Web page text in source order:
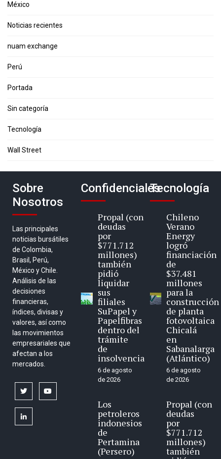
México
Noticias recientes
nuam exchange
Perú
Portada
Sin categoría
Tecnología
Wall Street
Sobre
Nosotros
Las principales
noticias bursátiles
de Colombia,
Brasil, Perú,
México y Chile.
Análisis de las
decisiones
financieras,
índices, divisas y
valores, así como
las movimientos
empresariales que
afectan a los
mercados.
twitter
linkedin
Confidenciales
Propal (con
deudas
por
$771.712
millones)
también
pidió
liquidar
sus
filiales
SuPapel y
Papelfibras
dentro del
trámite
de
insolvencia
6 de agosto
de 2026
Los
petroleros
indonesios
de
Pertamina
(Persero)
Tecnología
Chileno
Verano
Energy
logró
financiación
de
$37.481
millones
para la
construcción
de planta
fotovoltaica
Chicalá
en
Sabanalarga
(Atlántico)
6 de agosto
de 2026
Propal (con
deudas
por
$771.712
millones)
también